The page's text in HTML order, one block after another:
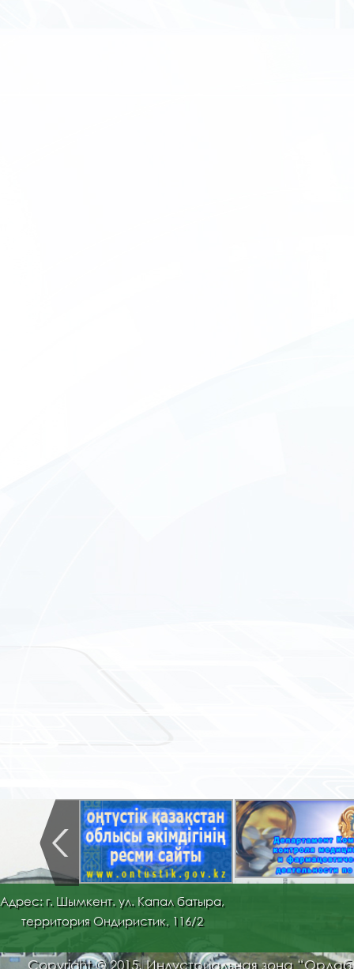
Адрес: г. Шымкент. ул. Капал батыра,
территория Ондиристик, 116/2
Copyright © 2015. Индустриальная зона